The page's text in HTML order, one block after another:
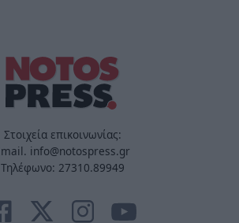
Στοιχεία επικοινωνίας:
info@notospress.gr
Τηλέφωνο: 27310.89949